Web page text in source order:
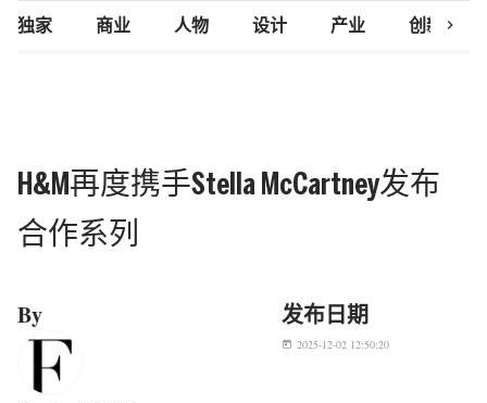
独家 商业 人物 设计 产业 创新研究
chevron_right
H&M再度携手Stella McCartney发布
合作系列
By 发布日期
today 2025-12-02 12:50:20